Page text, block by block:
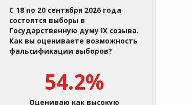
С 18 по 20 сентября 2026 года
состоятся выборы в
Государственную думу IX созыва.
Как вы оцениваете возможность
фальсификации выборов?
54.2%
Оцениваю как высокую